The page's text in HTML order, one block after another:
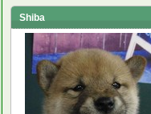
Shiba